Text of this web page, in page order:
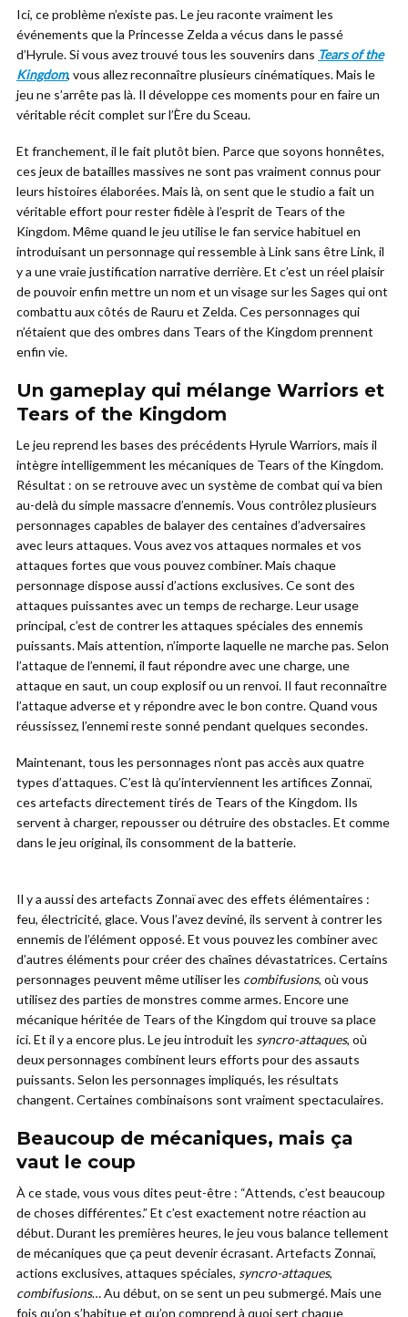
Ici, ce problème n’existe pas. Le jeu raconte vraiment les
événements que la Princesse Zelda a vécus dans le passé
d’Hyrule. Si vous avez trouvé tous les souvenirs dans Tears of the
Kingdom, vous allez reconnaître plusieurs cinématiques. Mais le
jeu ne s’arrête pas là. Il développe ces moments pour en faire un
véritable récit complet sur l’Ère du Sceau.
Et franchement, il le fait plutôt bien. Parce que soyons honnêtes,
ces jeux de batailles massives ne sont pas vraiment connus pour
leurs histoires élaborées. Mais là, on sent que le studio a fait un
véritable effort pour rester fidèle à l’esprit de Tears of the
Kingdom. Même quand le jeu utilise le fan service habituel en
introduisant un personnage qui ressemble à Link sans être Link, il
y a une vraie justification narrative derrière. Et c’est un réel plaisir
de pouvoir enfin mettre un nom et un visage sur les Sages qui ont
combattu aux côtés de Rauru et Zelda. Ces personnages qui
n’étaient que des ombres dans Tears of the Kingdom prennent
enfin vie.
Un gameplay qui mélange Warriors et
Tears of the Kingdom
Le jeu reprend les bases des précédents Hyrule Warriors, mais il
intègre intelligemment les mécaniques de Tears of the Kingdom.
Résultat : on se retrouve avec un système de combat qui va bien
au-delà du simple massacre d’ennemis. Vous contrôlez plusieurs
personnages capables de balayer des centaines d’adversaires
avec leurs attaques. Vous avez vos attaques normales et vos
attaques fortes que vous pouvez combiner. Mais chaque
personnage dispose aussi d’actions exclusives. Ce sont des
attaques puissantes avec un temps de recharge. Leur usage
principal, c’est de contrer les attaques spéciales des ennemis
puissants. Mais attention, n’importe laquelle ne marche pas. Selon
l’attaque de l’ennemi, il faut répondre avec une charge, une
attaque en saut, un coup explosif ou un renvoi. Il faut reconnaître
l’attaque adverse et y répondre avec le bon contre. Quand vous
réussissez, l’ennemi reste sonné pendant quelques secondes.
Maintenant, tous les personnages n’ont pas accès aux quatre
types d’attaques. C’est là qu’interviennent les artifices Zonnaï,
ces artefacts directement tirés de Tears of the Kingdom. Ils
servent à charger, repousser ou détruire des obstacles. Et comme
dans le jeu original, ils consomment de la batterie.
Il y a aussi des artefacts Zonnaï avec des effets élémentaires :
feu, électricité, glace. Vous l’avez deviné, ils servent à contrer les
ennemis de l’élément opposé. Et vous pouvez les combiner avec
d’autres éléments pour créer des chaînes dévastatrices. Certains
personnages peuvent même utiliser les combifusions, où vous
utilisez des parties de monstres comme armes. Encore une
mécanique héritée de Tears of the Kingdom qui trouve sa place
ici. Et il y a encore plus. Le jeu introduit les syncro-attaques, où
deux personnages combinent leurs efforts pour des assauts
puissants. Selon les personnages impliqués, les résultats
changent. Certaines combinaisons sont vraiment spectaculaires.
Beaucoup de mécaniques, mais ça
vaut le coup
À ce stade, vous vous dites peut-être : “Attends, c’est beaucoup
de choses différentes.” Et c’est exactement notre réaction au
début. Durant les premières heures, le jeu vous balance tellement
de mécaniques que ça peut devenir écrasant. Artefacts Zonnaï,
actions exclusives, attaques spéciales, syncro-attaques,
combifusions… Au début, on se sent un peu submergé. Mais une
fois qu’on s’habitue et qu’on comprend à quoi sert chaque